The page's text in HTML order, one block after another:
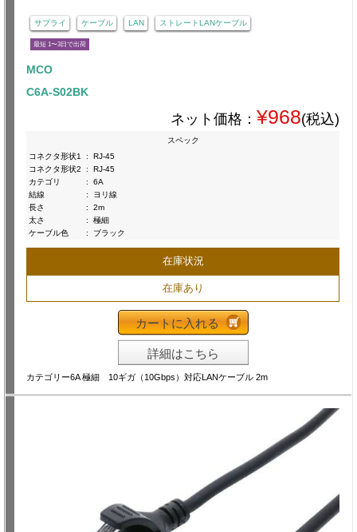
サプライ ケーブル LAN ストレートLANケーブル
最短 1〜3日で出荷
MCO
C6A-S02BK
ネット価格： ¥968(税込)
スペック
コネクタ形状1
:
RJ-45
コネクタ形状2
:
RJ-45
カテゴリ
:
6A
結線
:
ヨリ線
長さ
:
2m
太さ
:
極細
ケーブル色
: ブラック
在庫状況
在庫あり
カートに入れる
詳細はこちら
カテゴリー6A 極細 10ギガ（10Gbps）対応LANケーブル 2m